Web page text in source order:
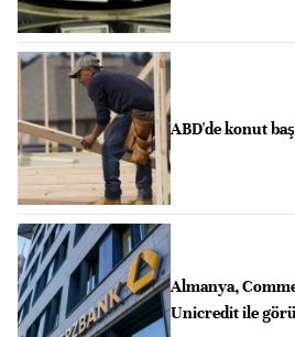
ABD'de konut
Almanya,
Unicredit ile